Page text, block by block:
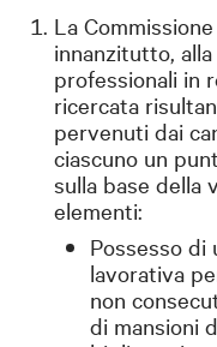
La
innanzitutto,
professionali in
ricercata
pervenuti dai
ciascuno un
sulla base della
elementi:
Possesso di
lavorativa
non
di mansioni